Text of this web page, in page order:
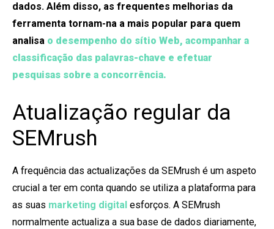
dados. Além disso, as frequentes melhorias da
ferramenta tornam-na a mais popular para quem
analisa o desempenho do sítio Web, acompanhar a
classificação das palavras-chave e efetuar
pesquisas sobre a concorrência.
Atualização regular da
SEMrush
A frequência das actualizações da SEMrush é um aspeto
crucial a ter em conta quando se utiliza a plataforma para
as suas marketing digital esforços. A SEMrush
normalmente actualiza a sua base de dados diariamente,